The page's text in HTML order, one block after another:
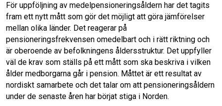
c
e
b
o
i
n
t
a
i
l
n
k
e
d
För uppföljning av medelpensioneringsåldern har det tagits
fram ett nytt mått som gör det möjligt att göra jämförelser
mellan olika länder. Det reagerar på
pensioneringsfrekvensen omedelbart och i rätt riktning och
är oberoende av befolkningens åldersstruktur. Det uppfyller
väl de krav som ställs på ett mått som ska beskriva i vilken
ålder medborgarna går i pension. Måttet är ett resultat av
nordiskt samarbete och det talar om att pensioneringsåldern
under de senaste åren har börjat stiga i Norden.